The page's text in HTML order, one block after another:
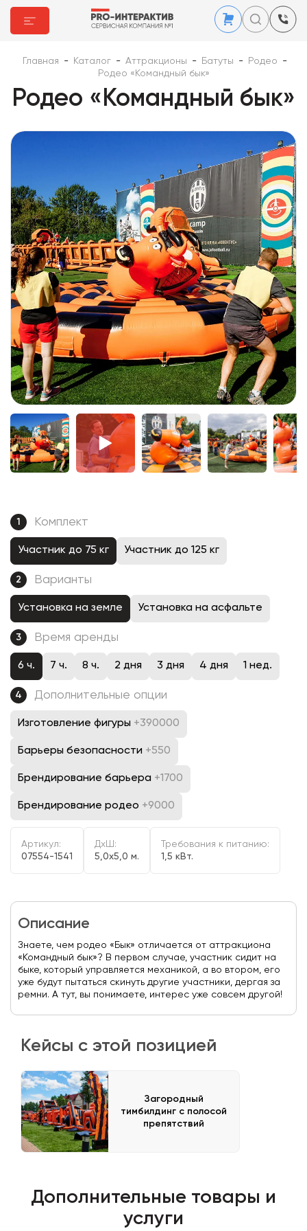
Главная - Каталог - Аттракционы - Батуты - Родео
-
Родео «Командный бык»
Родео «Командный бык»
1 Комплект
Участник до 75 кг Участник до 125 кг
2 Варианты
Установка на земле Установка на асфальте
3 Время аренды
6 ч. 7 ч. 8 ч. 2 дня 3 дня 4 дня 1 нед.
4 Дополнительные опции
Изготовление фигуры +390000
Барьеры безопасности +550
Брендирование барьера +1700
Брендирование родео +9000
Артикул:
07554-1541
ДxШ:
5,0x5,0 м.
Требования к питанию:
1,5 кВт.
Описание
Знаете, чем родео «Бык» отличается от аттракциона
«Командный бык»? В первом случае, участник сидит на
быке, который управляется механикой, а во втором, его
уже будут пытаться скинуть другие участники, дергая за
ремни. А тут, вы понимаете, интерес уже совсем другой!
Кейсы с этой позицией
Загородный
тимбилдинг с полосой
препятствий
Дополнительные товары и
услуги